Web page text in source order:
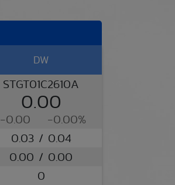
DW
STGT01C2610A
0.00
-0.00
-0.00%
0.03 / 0.04
0.00 / 0.00
0